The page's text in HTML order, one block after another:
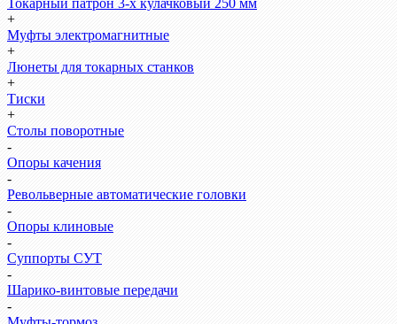
Токарный патрон 3-х кулачковый 250 мм
+
Муфты электромагнитные
+
Люнеты для токарных станков
+
Тиски
+
Столы поворотные
-
Опоры качения
-
Револьверные автоматические головки
-
Опоры клиновые
-
Суппорты СУТ
-
Шарико-винтовые передачи
-